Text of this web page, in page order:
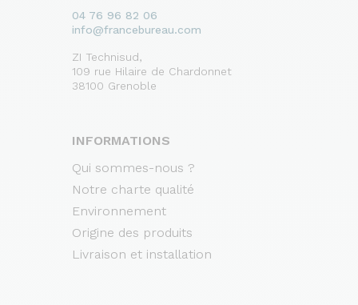
04 76 96 82 06
info@francebureau.com
ZI Technisud,
109 rue Hilaire de Chardonnet
38100 Grenoble
INFORMATIONS
Qui sommes-nous ?
Notre charte qualité
Environnement
Origine des produits
Livraison et installation